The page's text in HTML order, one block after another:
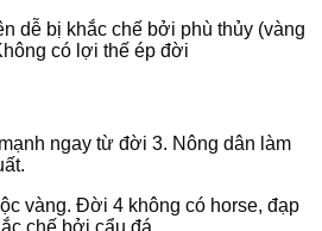
dễ bị khắc chế bởi phù thủy (vàng
có lợi thế ép đời
ngay từ đời 3. Nông dân làm
vàng. Đời 4 không có horse, đạp